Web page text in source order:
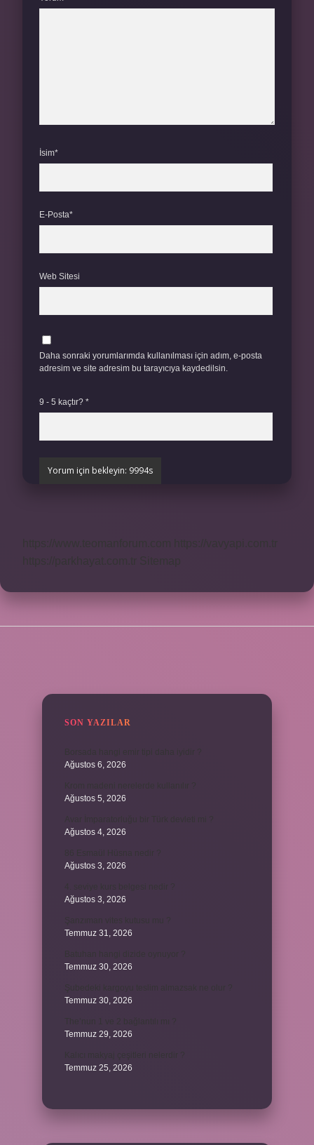
İsim*
E-Posta*
Web Sitesi
Daha sonraki yorumlarımda kullanılması için adım, e-posta
adresim ve site adresim bu tarayıcıya kaydedilsin.
9 - 5 kaçtır? *
SON YAZILAR
Ağustos 6, 2026
Ağustos 5, 2026
Ağustos 4, 2026
Ağustos 3, 2026
Ağustos 3, 2026
Temmuz 31, 2026
Temmuz 30, 2026
Temmuz 30, 2026
Temmuz 29, 2026
Temmuz 25, 2026